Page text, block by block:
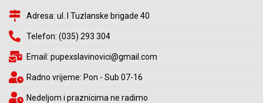
Adresa: ul. I Tuzlanske brigade 40
Telefon: (035) 293 304
Email: pupexslavinovici@gmail.com
Radno vrijeme: Pon - Sub 07-16
Nedeljom i praznicima ne radimo